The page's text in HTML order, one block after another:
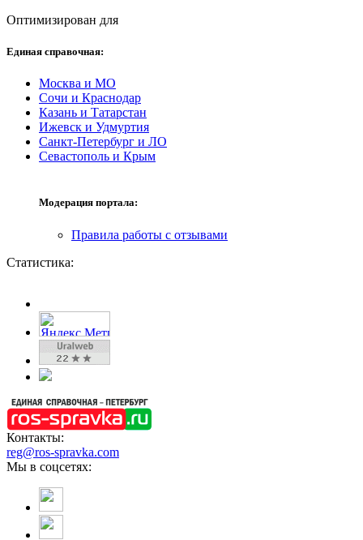
Оптимизирован для
Единая справочная:
Москва и МО
Сочи и Краснодар
Казань и Татарстан
Ижевск и Удмуртия
Санкт-Петербург и ЛО
Севастополь и Крым
Модерация портала:
Правила работы с отзывами
Статистика:
Контакты:
reg@ros-spravka.com
Мы в соцсетях: